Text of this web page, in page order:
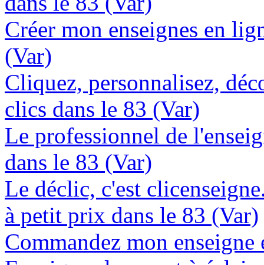
Créer mon enseignes en
(Var)
Cliquez, personnalisez,
clics dans le 83 (Var)
Le professionnel de
dans le 83 (Var)
Le déclic, c'est
à petit prix dans le 83 (Var)
Commandez mon